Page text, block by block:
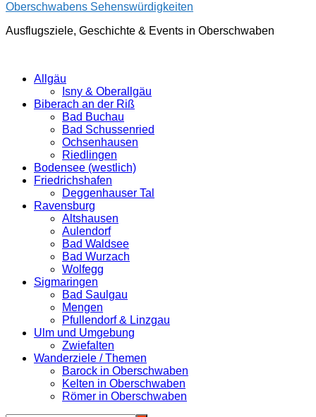
Oberschwabens Sehenswürdigkeiten
Ausflugsziele, Geschichte & Events in Oberschwaben
Allgäu
Isny & Oberallgäu
Biberach an der Riß
Bad Buchau
Bad Schussenried
Ochsenhausen
Riedlingen
Bodensee (westlich)
Friedrichshafen
Deggenhauser Tal
Ravensburg
Altshausen
Aulendorf
Bad Waldsee
Bad Wurzach
Wolfegg
Sigmaringen
Bad Saulgau
Mengen
Pfullendorf & Linzgau
Ulm und Umgebung
Zwiefalten
Wanderziele / Themen
Barock in Oberschwaben
Kelten in Oberschwaben
Römer in Oberschwaben